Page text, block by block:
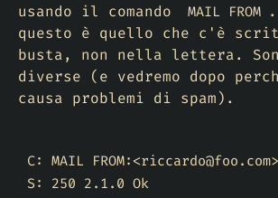
usando il comando
MAIL FROM
questo è quello che c'è
busta, non nella lettera.
diverse (e vedremo dopo
causa problemi di spam).
C: MAIL FROM:<riccardo@foo.com>
S: 250 2.1.0 Ok